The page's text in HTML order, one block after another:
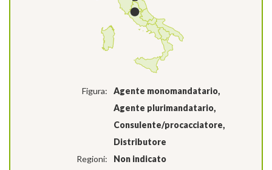
Figura:
Agente monomandatario,
Agente plurimandatario,
Consulente/procacciatore,
Distributore
Regioni:
Non indicato